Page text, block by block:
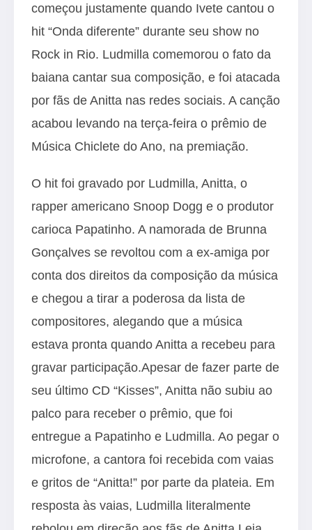
começou justamente quando Ivete cantou o
hit “Onda diferente” durante seu show no
Rock in Rio. Ludmilla comemorou o fato da
baiana cantar sua composição, e foi atacada
por fãs de Anitta nas redes sociais. A canção
acabou levando na terça-feira o prêmio de
Música Chiclete do Ano, na premiação.
O hit foi gravado por Ludmilla, Anitta, o
rapper americano Snoop Dogg e o produtor
carioca Papatinho. A namorada de Brunna
Gonçalves se revoltou com a ex-amiga por
conta dos direitos da composição da música
e chegou a tirar a poderosa da lista de
compositores, alegando que a música
estava pronta quando Anitta a recebeu para
gravar participação.Apesar de fazer parte de
seu último CD “Kisses”, Anitta não subiu ao
palco para receber o prêmio, que foi
entregue a Papatinho e Ludmilla. Ao pegar o
microfone, a cantora foi recebida com vaias
e gritos de “Anitta!” por parte da plateia. Em
resposta às vaias, Ludmilla literalmente